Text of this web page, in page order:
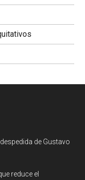
de Gustavo
reduce el